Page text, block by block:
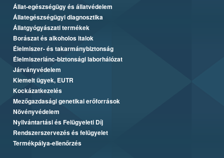
Állat-egészségügy és állatvédelem
Állategészségügyi diagnosztika
Állatgyógyászati termékek
Borászat és alkoholos italok
Élelmiszer- és takarmánybiztonság
Élelmiszerlánc-biztonsági laborhálózat
Járványvédelem
Kiemelt ügyek, EUTR
Kockázatkezelés
Mezőgazdasági genetikai erőforrások
Növényvédelem
Nyilvántartási és Felügyeleti Díj
Rendszerszervezés és felügyelet
Termékpálya-ellenőrzés